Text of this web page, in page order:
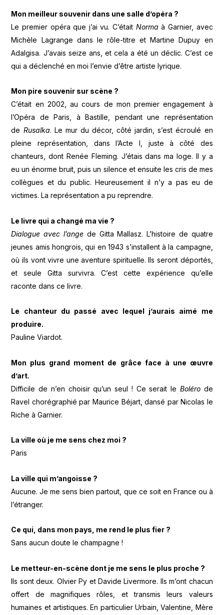
Mon meilleur souvenir dans une salle d’opéra ?
Le premier opéra que j’ai vu. C’était Normaà Garnier, avec
Michèle Lagrange dans le rôle-titre et Martine Dupuy en
Adalgisa. J’avais seize ans, et cela a été un déclic. C’est ce
qui a déclenché en moi l’envie d’être artiste lyrique.
Mon pire souvenir sur scène ?
C’était en 2002, au cours de mon premier engagement à
l’Opéra de Paris, à Bastille, pendant une représentation
de Rusalka. Le mur du décor, côté jardin, s’est écroulé en
pleine représentation, dans l’Acte I, juste à côté des
chanteurs, dont Renée Fleming. J’étais dans ma loge. Il y a
eu un énorme bruit, puis un silence et ensuite les cris de mes
collègues et du public. Heureusement il n’y a pas eu de
victimes. La représentation a pu reprendre.
Le livre qui a changé ma vie ?
Dialogue avec l’ange de Gitta Mallasz. L’histoire de quatre
jeunes amis hongrois, qui en 1943 s’installent à la campagne,
où ils vont vivre une aventure spirituelle. Ils seront déportés,
et seule Gitta survivra. C’est cette expérience qu’elle
raconte dans ce livre.
Le chanteur du passé avec lequel j’aurais aimé me
produire.
Pauline Viardot.
Mon plus grand moment de grâce face à une œuvre
d’art.
Difficile de n’en choisir qu’un seul ! Ce serait le Bolérode
Ravel chorégraphié par Maurice Béjart, dansé par Nicolas le
Riche à Garnier.
La ville où je me sens chez moi ?
Paris
La ville qui m’angoisse ?
Aucune. Je me sens bien partout, que ce soit en France ou à
l’étranger.
Ce qui, dans mon pays, me rend le plus fier ?
Sans aucun doute le champagne !
Le metteur-en-scène dont je me sens le plus proche ?
Ils sont deux. Olvier Py et Davide Livermore. Ils m’ont chacun
offert de magnifiques rôles, et transmis leurs valeurs
humaines et artistiques. En particulier Urbain, Valentine, Mère